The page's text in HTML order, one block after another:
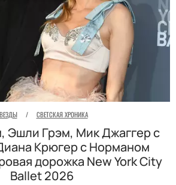
/ СВЕТСКАЯ ХРОНИКА
Эшли Грэм, Мик Джаггер с
Крюгер с Норманом
дорожка New York City
Ballet 2026